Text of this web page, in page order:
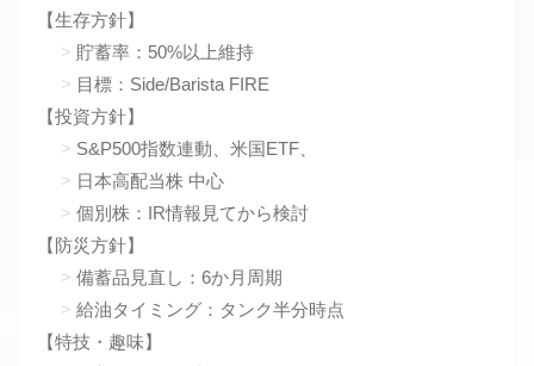
【生存方針】
貯蓄率：50%以上維持
目標：Side/Barista FIRE
【投資方針】
S&P500指数連動、米国ETF、
日本高配当株 中心
個別株：IR情報見てから検討
【防災方針】
備蓄品見直し：6か月周期
給油タイミング：タンク半分時点
【特技・趣味】